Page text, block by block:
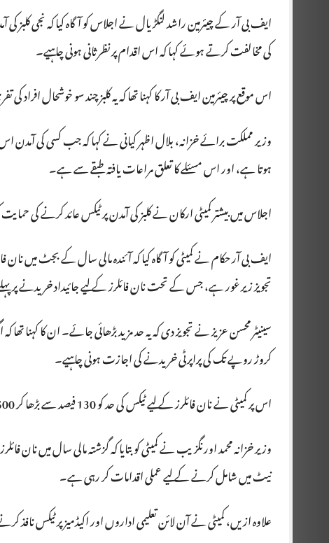
ایف بی آر کے چیئرمین راشد لنگڑیال نے اجلاس کو آگاہ کیا کہ نجی کلبز کی
کی مخالفت کرتے ہوئے کہا کہ اس اقدام پر نظرثانی ہونی چاہیے۔
اس موقع پر چیئرمین ایف بی آر کا کہنا تھا کہ یہ کلبز چند سو خوشحال افراد
وزیر مملکت برائے خزانہ، بلال اظہر کیانی نے کہا کہ جب کسی کی
ہوتا ہے، اور اس مسئلے کا تعلق مراعات یافتہ طبقے سے ہے۔
اجلاس میں بیشتر کمیٹی ارکان نے کلبز کی آمدن پر ٹیکس عائد کرنے کی
ایف بی آر حکام نے کمیٹی کو آگاہ کیا کہ آئندہ مالی سال کے بجٹ میں نان
تجویز زیر غور ہے، جس کے تحت نان فائلرز کے لیے جائیداد خریدنے پر پہلے سے موجود 130 فیصد ٹیکس کی
سینیٹر محسن عزیز نے تجویز دی کہ یہ حد مزید بڑھائی جائے۔ ان کا
کروڑ روپے تک کی پراپرٹی خریدنے کی اجازت ہونی چاہیے۔
اس پر کمیٹی نے نان فائلرز کے لیے ٹیکس کی حد کو 130 فیصد سے بڑھا کر 500 فیصد کرنے کی سفارش منظور کر لی۔
وزیر خزانہ محمد اورنگزیب نے کمیٹی کو بتایا کہ گزشتہ مالی سال میں نان
نیٹ میں شامل کرنے کے لیے عملی اقدامات کر رہی ہے۔
علاوہ ازیں، کمیٹی نے آن لائن تعلیمی اداروں اور اکیڈمیز پر ٹیکس نافذ